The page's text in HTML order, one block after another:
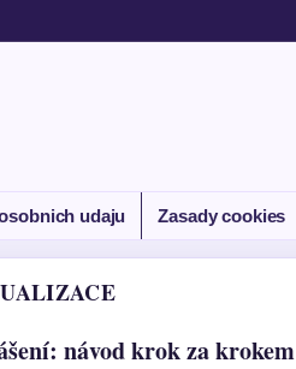
udaju Zasady cookies
návod krok za krokem